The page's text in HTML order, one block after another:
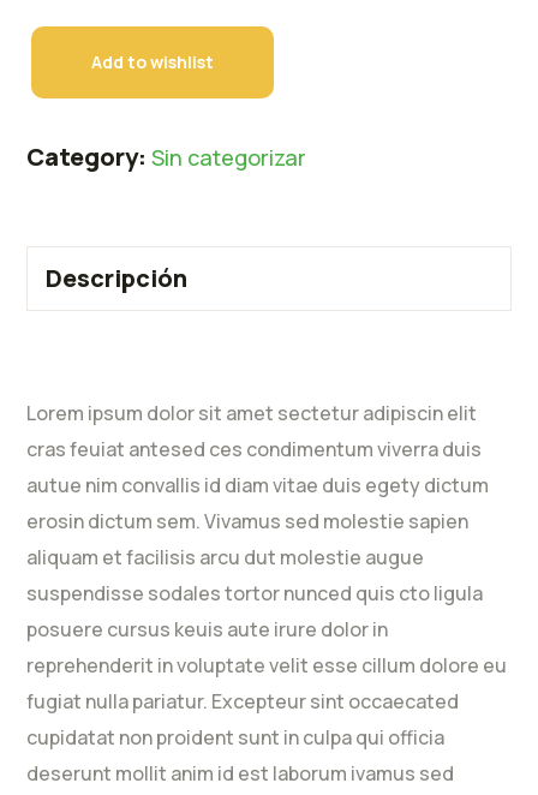
Add to wishlist
Category: Sin categorizar
Descripción
Lorem ipsum dolor sit amet sectetur adipiscin elit
cras feuiat antesed ces condimentum viverra duis
autue nim convallis id diam vitae duis egety dictum
erosin dictum sem. Vivamus sed molestie sapien
aliquam et facilisis arcu dut molestie augue
suspendisse sodales tortor nunced quis cto ligula
posuere cursus keuis aute irure dolor in
reprehenderit in voluptate velit esse cillum dolore eu
fugiat nulla pariatur. Excepteur sint occaecated
cupidatat non proident sunt in culpa qui officia
deserunt mollit anim id est laborum ivamus sed